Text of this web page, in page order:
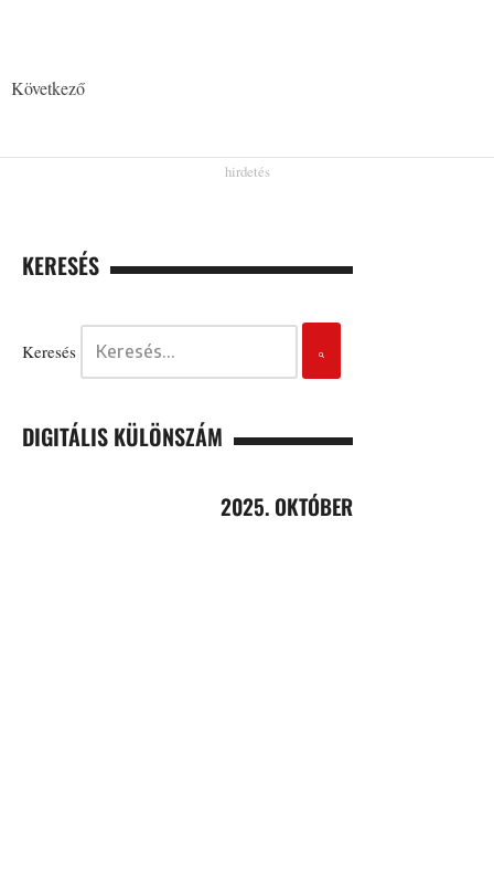
Következő
KERESÉS
Keresés
DIGITÁLIS KÜLÖNSZÁM
2025. OKTÓBER